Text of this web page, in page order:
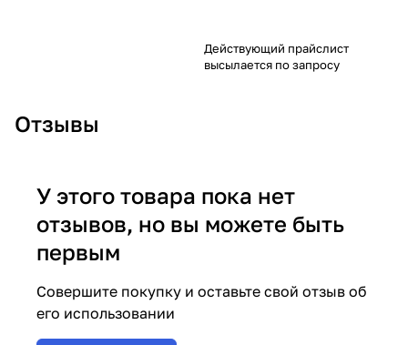
Действующий прайслист
высылается по запросу
Отзывы
У этого товара пока нет
отзывов, но вы можете быть
первым
Совершите покупку и оставьте свой отзыв об
его использовании